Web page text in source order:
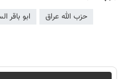
حزب الله عراق ابو باقر